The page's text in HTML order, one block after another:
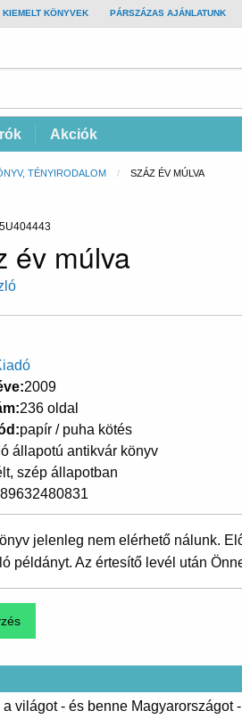
KIEMELT KÖNYVEK PÁRSZÁZAS AJÁNLATUNK
Írók Akciók
TÉNYIRODALOM CURRENT:
SZÁZ ÉV MÚLVA
év múlva
2009
236 oldal
papír / puha kötés
állapotú antikvár könyv
szép állapotban
jelenleg nem elérhető nálunk.
példányt. Az értesítő levél után
világot - és benne